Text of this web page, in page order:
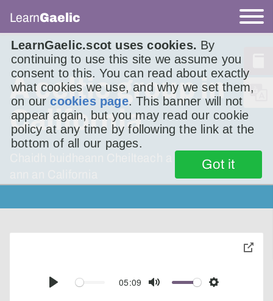
LearnGaelic.scot uses cookies. By
continuing to use this site we assume you
consent to this. You can read about exactly
what cookies we use, and why we set them,
on ourcookies page. This banner will not
appear again, but you may read our cookie
policy at any time by following the link at the
bottom of all our pages.
Got it
LearnGaelic
A celtic group in
California
Chaidh buidheann Cheilteach a chur air chois
Play
05:09
Mute Settings
toggle